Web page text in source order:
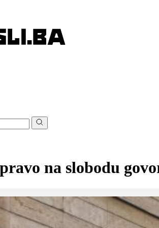
pravo na slobodu